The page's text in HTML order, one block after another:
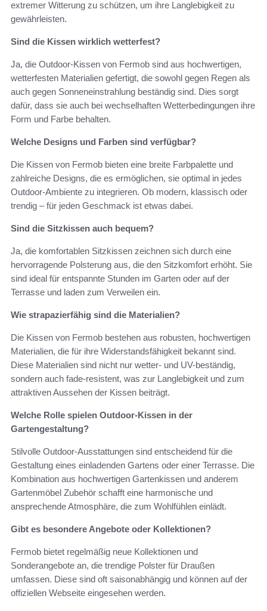
extremer Witterung zu schützen, um ihre Langlebigkeit zu
gewährleisten.
Sind die Kissen wirklich wetterfest?
Ja, die Outdoor-Kissen von Fermob sind aus hochwertigen,
wetterfesten Materialien gefertigt, die sowohl gegen Regen als
auch gegen Sonneneinstrahlung beständig sind. Dies sorgt
dafür, dass sie auch bei wechselhaften Wetterbedingungen ihre
Form und Farbe behalten.
Welche Designs und Farben sind verfügbar?
Die Kissen von Fermob bieten eine breite Farbpalette und
zahlreiche Designs, die es ermöglichen, sie optimal in jedes
Outdoor-Ambiente zu integrieren. Ob modern, klassisch oder
trendig – für jeden Geschmack ist etwas dabei.
Sind die Sitzkissen auch bequem?
Ja, die komfortablen Sitzkissen zeichnen sich durch eine
hervorragende Polsterung aus, die den Sitzkomfort erhöht. Sie
sind ideal für entspannte Stunden im Garten oder auf der
Terrasse und laden zum Verweilen ein.
Wie strapazierfähig sind die Materialien?
Die Kissen von Fermob bestehen aus robusten, hochwertigen
Materialien, die für ihre Widerstandsfähigkeit bekannt sind.
Diese Materialien sind nicht nur wetter- und UV-beständig,
sondern auch fade-resistent, was zur Langlebigkeit und zum
attraktiven Aussehen der Kissen beiträgt.
Welche Rolle spielen Outdoor-Kissen in der
Gartengestaltung?
Stilvolle Outdoor-Ausstattungen sind entscheidend für die
Gestaltung eines einladenden Gartens oder einer Terrasse. Die
Kombination aus hochwertigen Gartenkissen und anderem
Gartenmöbel Zubehör schafft eine harmonische und
ansprechende Atmosphäre, die zum Wohlfühlen einlädt.
Gibt es besondere Angebote oder Kollektionen?
Fermob bietet regelmäßig neue Kollektionen und
Sonderangebote an, die trendige Polster für Draußen
umfassen. Diese sind oft saisonabhängig und können auf der
offiziellen Webseite eingesehen werden.